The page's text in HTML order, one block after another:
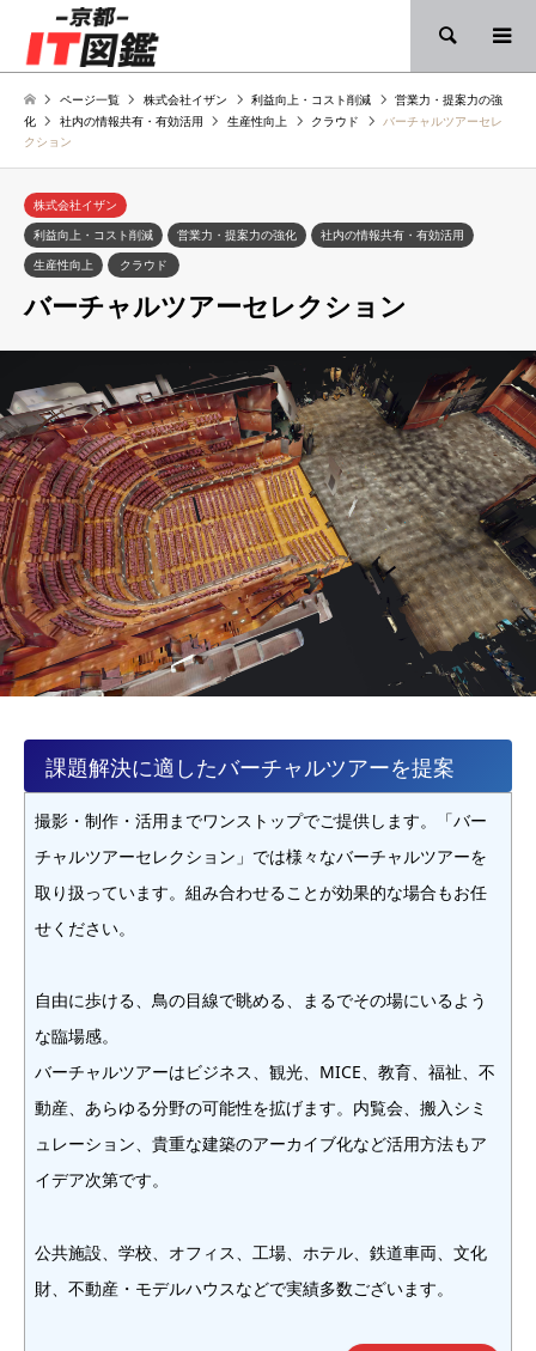
検索
ページ一覧 株式会社イザン 利益向上・コスト削減
営業力・提案力の強
化
社内の情報共有・有効活用 生産性向上 クラウド
バーチャルツアーセレ
クション
株式会社イザン
利益向上・コスト削減
営業力・提案力の強化
社内の情報共有・有効活用
生産性向上
クラウド
バーチャルツアーセレクション
課題解決に適したバーチャルツアーを提案
撮影・制作・活用までワンストップでご提供します。「バー
チャルツアーセレクション」では様々なバーチャルツアーを
取り扱っています。組み合わせることが効果的な場合もお任
せください。
自由に歩ける、鳥の目線で眺める、まるでその場にいるよう
な臨場感。
バーチャルツアーはビジネス、観光、MICE、教育、福祉、不
動産、あらゆる分野の可能性を拡げます。内覧会、搬入シミ
ュレーション、貴重な建築のアーカイブ化など活用方法もア
イデア次第です。
公共施設、学校、オフィス、工場、ホテル、鉄道車両、文化
財、不動産・モデルハウスなどで実績多数ございます。